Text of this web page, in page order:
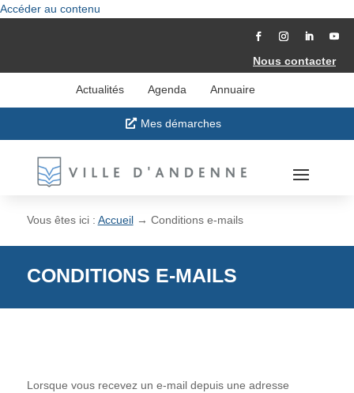
Accéder au contenu
Nous contacter
Actualités Agenda Annuaire
Mes démarches
Vous êtes ici : Accueil→ Conditions e-mails
CONDITIONS E-MAILS
Lorsque vous recevez un e-mail depuis une adresse